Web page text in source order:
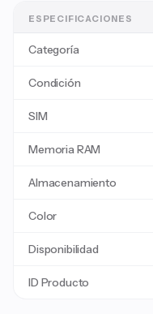
ESPECIFICACIONES
Categoría
Condición
SIM
Memoria RAM
Almacenamiento
Color
Disponibilidad
ID Producto